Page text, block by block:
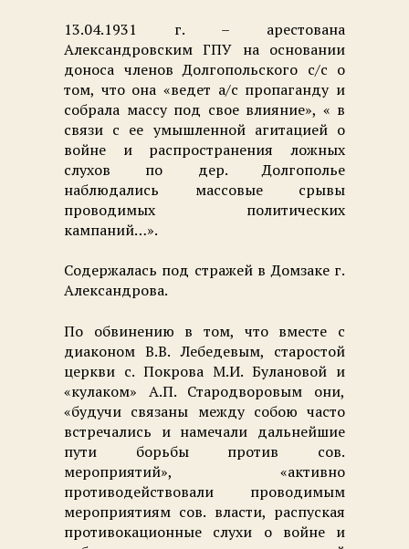
13.04.1931 г. – арестована
Александровским ГПУ на основании
доноса членов Долгопольского с/с о
том, что она «ведет а/с пропаганду и
собрала массу под свое влияние», « в
связи с ее умышленной агитацией о
войне и распространения ложных
слухов по дер. Долгополье
наблюдались массовые срывы
проводимых политических
кампаний…».
Содержалась под стражей в Домзаке г.
Александрова.
По обвинению в том, что вместе с
диаконом В.В. Лебедевым, старостой
церкви с. Покрова М.И. Булановой и
«кулаком» А.П. Стародворовым они,
«будучи связаны между собою часто
встречались и намечали дальнейшие
пути борьбы против сов.
мероприятий», «активно
противодействовали проводимым
мероприятиям сов. власти, распуская
противокационные слухи о войне и